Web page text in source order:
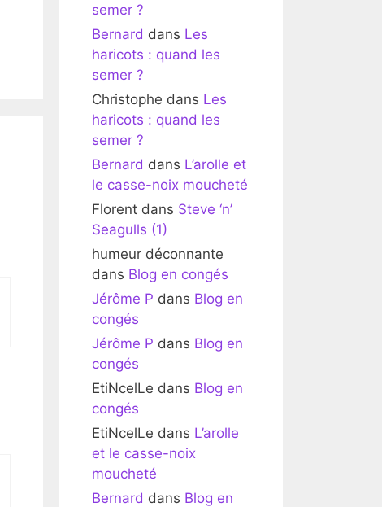
semer ?
Bernard dans Les
haricots : quand les
semer ?
Christophe dans Les
haricots : quand les
semer ?
Bernard dans L’arolle et
le casse-noix moucheté
Florent dans Steve ‘n’
Seagulls (1)
humeur déconnante
dans Blog en congés
Jérôme P dans Blog en
congés
Jérôme P dans Blog en
congés
EtiNcelLe dans Blog en
congés
EtiNcelLe dans L’arolle
et le casse-noix
moucheté
Bernard dans Blog en